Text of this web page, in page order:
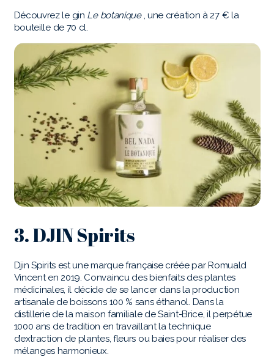
Découvrez le gin Le botanique, une création à 27 € la
bouteille de 70 cl.
3. DJIN Spirits
Djin Spirits est une marque française créée par Romuald
Vincent en 2019. Convaincu des bienfaits des plantes
médicinales, il décide de se lancer dans la production
artisanale de boissons 100 % sans éthanol. Dans la
distillerie de la maison familiale de Saint-Brice, il perpétue
1000 ans de tradition en travaillant la technique
d’extraction de plantes, fleurs ou baies pour réaliser des
mélanges harmonieux.